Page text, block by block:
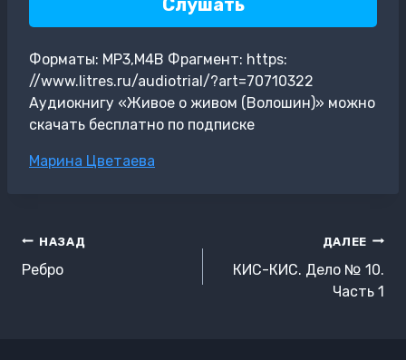
Форматы: MP3,M4B Фрагмент: https:
//www.litres.ru/audiotrial/?art=70710322
Аудиокнигу «Живое о живом (Волошин)» можно
скачать бесплатно по подписке
Метки
Марина Цветаева
Навигация
по
НАЗАД
Ребро
ДАЛЕЕ
КИС-КИС. Дело № 10.
Часть 1